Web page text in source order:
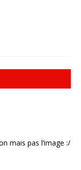
mais pas l’image :/